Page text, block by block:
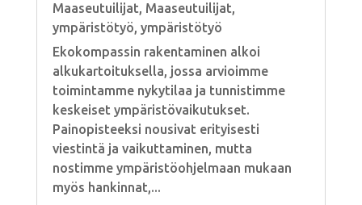
Maaseutuilijat, Maaseutuilijat,
ympäristötyö, ympäristötyö
Ekokompassin rakentaminen alkoi
alkukartoituksella, jossa arvioimme
toimintamme nykytilaa ja tunnistimme
keskeiset ympäristövaikutukset.
Painopisteeksi nousivat erityisesti
viestintä ja vaikuttaminen, mutta
nostimme ympäristöohjelmaan mukaan
myös hankinnat,...